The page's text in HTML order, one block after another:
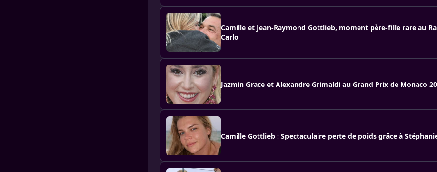
Camille et Jean-Raymond Gottlieb, moment père-fille rare au
Carlo
Jazmin Grace et Alexandre Grimaldi au Grand Prix de Monaco
Camille Gottlieb : Spectaculaire perte de poids grâce à